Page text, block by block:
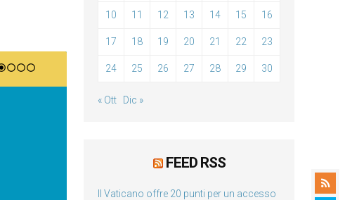
10 11 12 13 14 15 16
17 18 19 20 21 22 23
24 25 26 27 28 29 30
« Ott Dic »
FEED RSS
Il Vaticano offre 20 punti per un accesso